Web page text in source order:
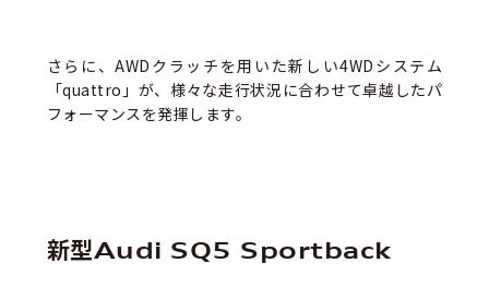
さらに、AWDクラッチを用いた新しい4WDシステム
「quattro」が、様々な走行状況に合わせて卓越したパ
フォーマンスを発揮します。
新型Audi SQ5 Sportback